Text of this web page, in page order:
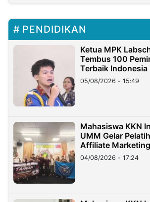
PENDIDIKAN
Ketua MPK
Tembus 100
Terbaik Indonesia
05/08/2026 - 15:49
Mahasiswa KKN
UMM Gelar
Affiliate
Migran Indonesia
04/08/2026 - 17:24